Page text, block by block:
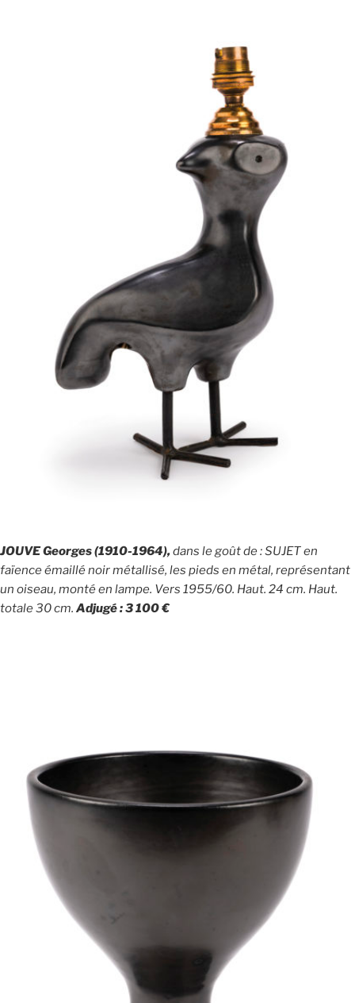
JOUVE Georges (1910-1964), dans le goût de : SUJET en
faïence émaillé noir métallisé, les pieds en métal, représentant
un oiseau, monté en lampe. Vers 1955/60. Haut. 24 cm. Haut.
totale 30 cm. Adjugé : 3 100 €